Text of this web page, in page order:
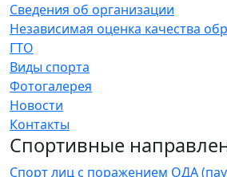
Сведения об организации
Независимая оценка качества
ГТО
Виды спорта
Фотогалерея
Новости
Контакты
Спортивные
Спорт лиц с поражением ОДА